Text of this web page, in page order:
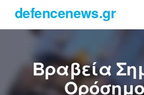
the
defencenews.gr
Βραβεία